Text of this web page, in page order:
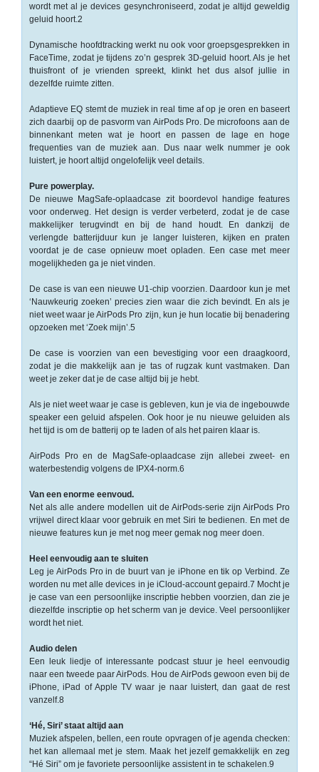
Computeraccessoires
Kantoormachines
en
Pinrollen
kassarollen
Kassarollen
duplo
wit+geel
Kassarollen
houtvrij
Kassarollen
thermo
Pinrollen
Multimedia
Draagbare
apparaten
Multimedia
accessoires
Opslagmedia
Accessories
Flash
Hard
wordt met al je devices gesynchroniseerd, zodat je altijd geweldig
geluid hoort.2
Dynamische hoofdtracking werkt nu ook voor groepsgesprekken in
FaceTime, zodat je tijdens zo’n gesprek 3D-geluid hoort. Als je het
thuisfront of je vrienden spreekt, klinkt het dus alsof jullie in
dezelfde ruimte zitten.
Adaptieve EQ stemt de muziek in real time af op je oren en baseert
zich daarbij op de pasvorm van AirPods Pro. De microfoons aan de
binnenkant meten wat je hoort en passen de lage en hoge
frequenties van de muziek aan. Dus naar welk nummer je ook
luistert, je hoort altijd ongelofelijk veel details.
Pure powerplay.
De nieuwe MagSafe-oplaad­case zit boordevol handige features
voor onderweg. Het design is verder verbeterd, zodat je de case
makkelijker terugvindt en bij de hand houdt. En dankzij de
verlengde batterijduur kun je langer luisteren, kijken en praten
voordat je de case opnieuw moet opladen. Een case met meer
mogelijk­heden ga je niet vinden.
De case is van een nieuwe U1-chip voorzien. Daardoor kun je met
‘Nauwkeurig zoeken’ precies zien waar die zich bevindt. En als je
niet weet waar je AirPods Pro zijn, kun je hun locatie bij benadering
opzoeken met ‘Zoek mijn’.5
De case is voorzien van een bevestiging voor een draagkoord,
zodat je die makkelijk aan je tas of rugzak kunt vastmaken. Dan
weet je zeker dat je de case altijd bij je hebt.
Als je niet weet waar je case is gebleven, kun je via de ingebouwde
speaker een geluid afspelen. Ook hoor je nu nieuwe geluiden als
het tijd is om de batterij op te laden of als het pairen klaar is.
AirPods Pro en de MagSafe-oplaad­case zijn allebei zweet- en
waterbestendig volgens de IPX4-norm.6
Van een enorme eenvoud.
Net als alle andere modellen uit de AirPods-serie zijn AirPods Pro
vrijwel direct klaar voor gebruik en met Siri te bedienen. En met de
nieuwe features kun je met nog meer gemak nog meer doen.
Heel eenvoudig aan te sluiten
Leg je AirPods Pro in de buurt van je iPhone en tik op Verbind. Ze
worden nu met alle devices in je iCloud-account gepaird.7 Mocht je
je case van een persoonlijke inscriptie hebben voorzien, dan zie je
diezelfde inscriptie op het scherm van je device. Veel persoonlijker
wordt het niet.
Audio delen
Een leuk liedje of interessante podcast stuur je heel eenvoudig
naar een tweede paar AirPods. Hou de AirPods gewoon even bij de
iPhone, iPad of Apple TV waar je naar luistert, dan gaat de rest
vanzelf.8
‘Hé, Siri’ staat altijd aan
Muziek afspelen, bellen, een route opvragen of je agenda checken:
het kan allemaal met je stem. Maak het jezelf gemakkelijk en zeg
“Hé Siri” om je favoriete persoonlijke assistent in te schakelen.9